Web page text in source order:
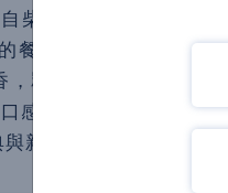
柴契爾夫人放上英國
餐後酒傳奇。琥珀酒
釋放格蘭花格標誌性
感帶著甜梨煙燻味綻
新時代風味。